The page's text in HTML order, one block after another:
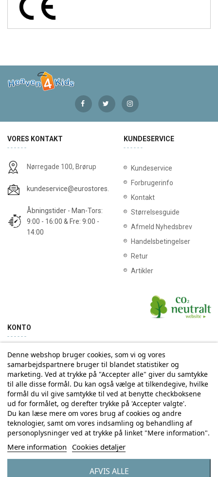
VORES KONTAKT
Nørregade 100, Brørup
kundeservice@eurostores.dk
Åbningstider - Man-Tors:
9:00 - 16:00 & Fre: 9:00 -
14:00
KUNDESERVICE
Kundeservice
Forbrugerinfo
Kontakt
Størrelsesguide
Afmeld Nyhedsbrev
Handelsbetingelser
Retur
Artikler
KONTO
Min konto Ordrehistorik
Tilmelding til Nyhedsbrev
Vi deler aldrig din email-adresse med tredjepart
Tilmeld
Denne webshop bruger cookies, som vi og vores
samarbejdspartnere bruger til blandet statistiker og
marketing. Ved at trykke på "Accepter alle" giver du samtykke
til alle disse formål. Du kan også vælge at tilkendegive, hvilke
formål du vil give samtykke til ved at benytte checkboksene
ud for formålet, og derefter trykke på 'Accepter valgte'.
Du kan læse mere om vores brug af cookies og andre
teknologier, samt om vores indsamling og behandling af
personoplysninger ved at trykke på linket "Mere information".
Mere information Cookies detaljer
AFVIS ALLE